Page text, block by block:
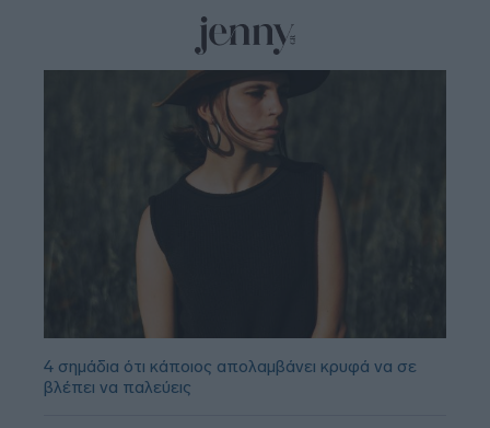
4 σημάδια ότι κάποιος απολαμβάνει κρυφά να σε
βλέπει να παλεύεις